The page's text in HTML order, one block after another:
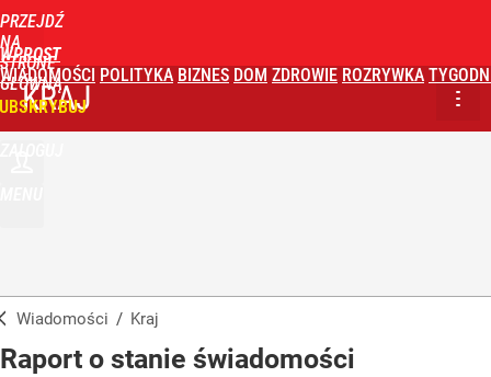
PRZEJDŹ
NA
STRONĘ
GŁÓWNĄ
WPROST
WIADOMOŚCI POLITYKA BIZNES DOM ZDROWIE ROZRYWKA
KRAJ
Wiadomości / Kraj
Raport o stanie świadomości